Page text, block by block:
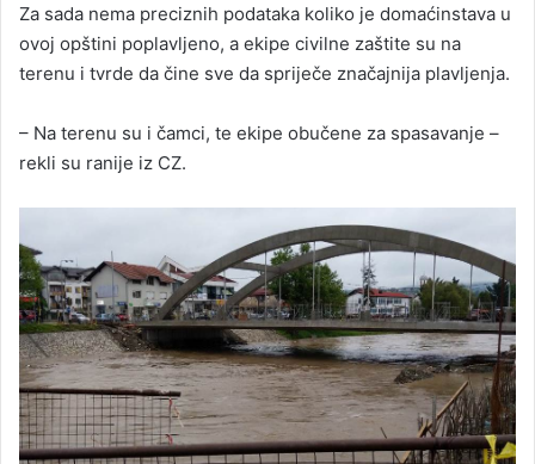
Za sada nema preciznih podataka koliko je domaćinstava u
ovoj opštini poplavljeno, a ekipe civilne zaštite su na
terenu i tvrde da čine sve da spriječe značajnija plavljenja.
– Na terenu su i čamci, te ekipe obučene za spasavanje –
rekli su ranije iz CZ.